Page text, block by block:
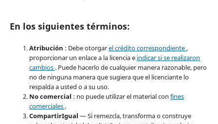
En los siguientes términos:
Atribución : Debe otorgarel crédito correspondiente,
proporcionar un enlace a la licencia e indicar si se realizaron
cambios . Puede hacerlo de cualquier manera razonable, pero
no de ninguna manera que sugiera que el licenciante lo
respalda a usted o a su uso.
No comercial : no puede utilizar el material con fines
comerciales .
CompartirIgual — Si remezcla, transforma o construye